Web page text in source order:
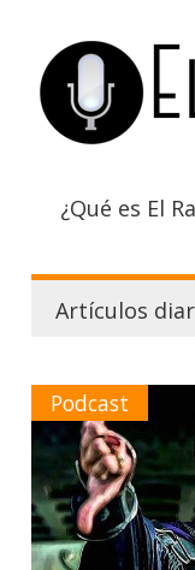
¿Qué es El
Artículos
Podcast